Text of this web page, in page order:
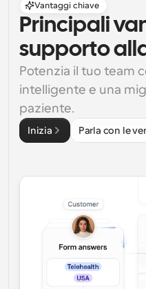
Vantaggi chiave
Principali
supporto
Potenzia il tuo team
intelligente e una
paziente.
Inizia Parla con le